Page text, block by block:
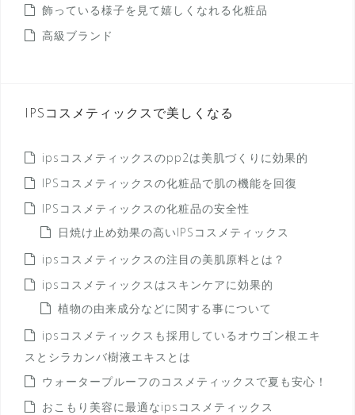
飾っている様子を見て嬉しくなれる化粧品
高級ブランド
IPSコスメティックスで美しくなる
ipsコスメティックスのpp2は美肌づくりに効果的
IPSコスメティックスの化粧品で肌の機能を回復
IPSコスメティックスの化粧品の安全性
日焼け止め効果の高いIPSコスメティックス
ipsコスメティックスの注目の美肌原料とは？
ipsコスメティックスはスキンケアに効果的
植物の由来成分などに関する事について
ipsコスメティックスも採用しているオウゴン根エキ
スとシラカンバ樹液エキスとは
ウォータープルーフのコスメティックスで夏も安心！
おこもり美容に最適なipsコスメティックス